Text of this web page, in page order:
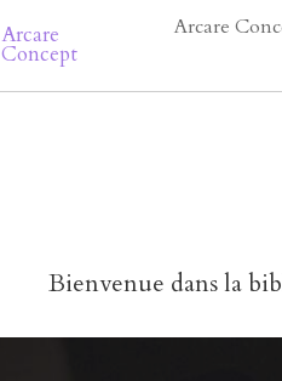
Arcare
Concept
Arcare
Bienvenue dans la